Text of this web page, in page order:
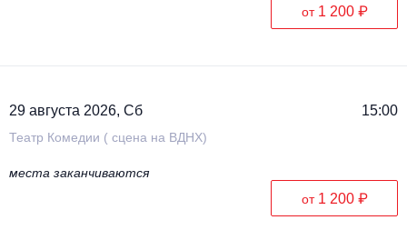
от 1 200 ₽
29 августа 2026, Сб 15:00
Театр Комедии ( сцена на ВДНХ)
места заканчиваются
от 1 200 ₽